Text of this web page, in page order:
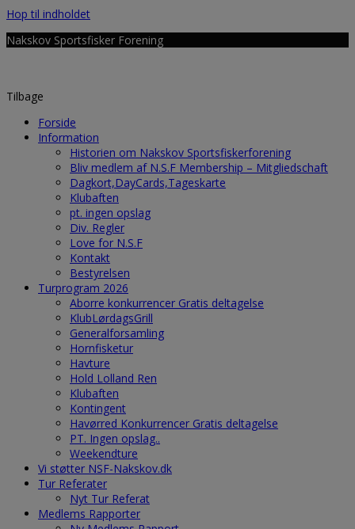
Hop til indholdet
Nakskov Sportsfisker Forening
Tilbage
Forside
Information
Historien om Nakskov Sportsfiskerforening
Bliv medlem af N.S.F Membership – Mitgliedschaft
Dagkort,DayCards,Tageskarte
Klubaften
pt. ingen opslag
Div. Regler
Love for N.S.F
Kontakt
Bestyrelsen
Turprogram 2026
Aborre konkurrencer Gratis deltagelse
KlubLørdagsGrill
Generalforsamling
Hornfisketur
Havture
Hold Lolland Ren
Klubaften
Kontingent
Havørred Konkurrencer Gratis deltagelse
PT. Ingen opslag..
Weekendture
Vi støtter NSF-Nakskov.dk
Tur Referater
Nyt Tur Referat
Medlems Rapporter